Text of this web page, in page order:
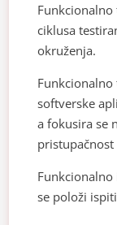
Funkcionalno
ciklusa
okruženja.
softverske
a fokusira se
se položi